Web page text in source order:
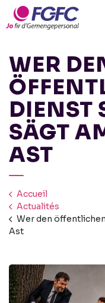
WER
DIENST
SÄGT
AST
Accueil
Actualités
Wer den
Ast